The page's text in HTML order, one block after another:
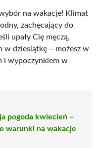
na wakacje! Klimat
zachęcający do
upały Cię męczą,
w dziesiątkę – możesz w
i wypoczynkiem w
pogoda kwiecień –
warunki na wakacje